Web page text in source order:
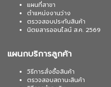
แผนที่สาขา
ตำแหน่งงานว่าง
ตรวจสอบประกันสินค้า
นิตยสารออนไลน์ ส.ค. 2569
แผนกบริการลูกค้า
วิธีการสั่งซื้อสินค้า
ตรวจสอบสถานะสินค้า